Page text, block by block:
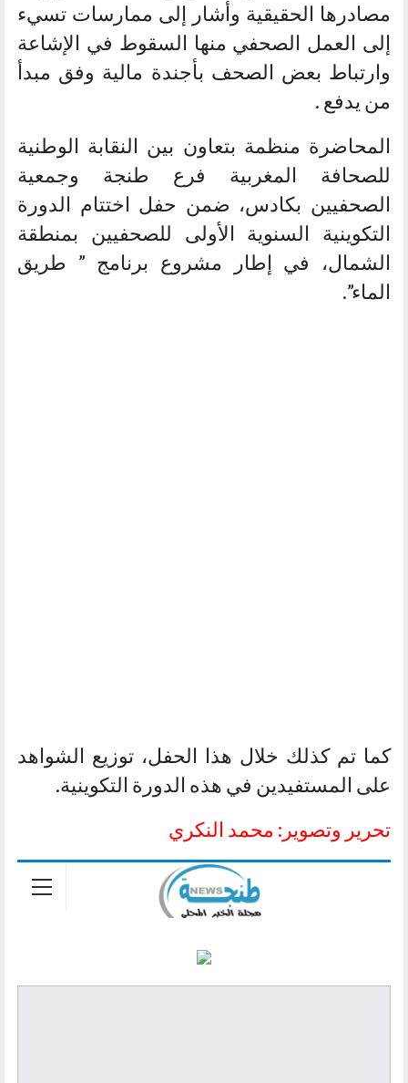
مصادرها الحقيقية وأشار إلى ممارسات تسيء
إلى العمل الصحفي منها السقوط في الإشاعة
وارتباط بعض الصحف بأجندة مالية وفق مبدأ
من يدفع .
المحاضرة منظمة بتعاون بين النقابة الوطنية
للصحافة المغربية فرع طنجة وجمعية
الصحفيين بكادس، ضمن حفل اختتام الدورة
التكوينية السنوية الأولى للصحفيين بمنطقة
الشمال، في إطار مشروع برنامج ” طريق
الماء”.
كما تم كذلك خلال هذا الحفل، توزيع الشواهد
على المستفيدين في هذه الدورة التكوينية.
تحرير وتصوير: محمد النكري